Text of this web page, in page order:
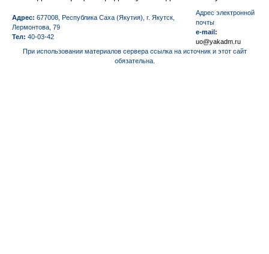
Адрес: 677008, Республика Саха (Якутия), г. Якутск,
Лермонтова, 79
Тел: 40-03-42
Aдрес электронной
почты
e-mail:
uo@yakadm.ru
При использовании материалов сервера ссылка на источник и этот сайт
обязательна.